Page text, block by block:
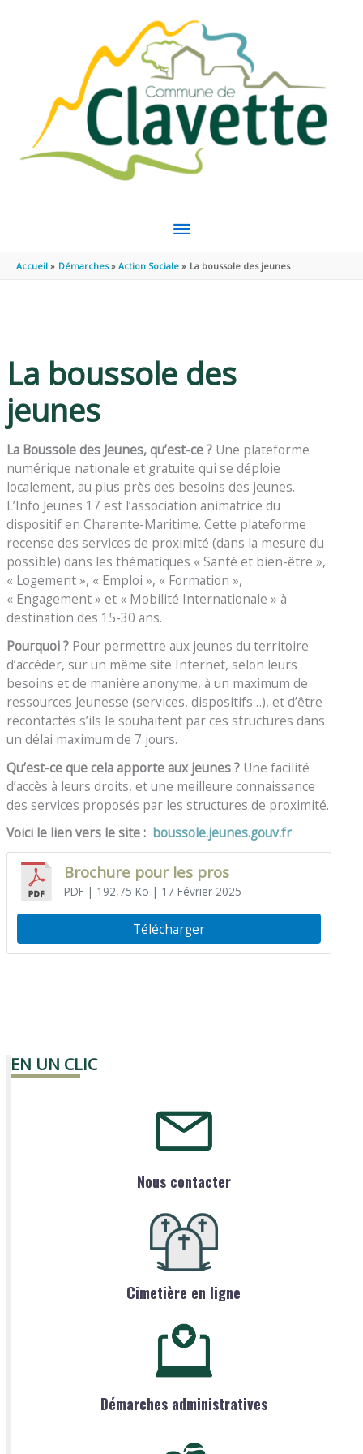
MENU
PRINCIPAL
Accueil Démarches Action Sociale La boussole des jeunes
La boussole des
jeunes
La Boussole des Jeunes, qu’est-ce ? Une plateforme
numérique nationale et gratuite qui se déploie
localement, au plus près des besoins des jeunes.
L’Info Jeunes 17 est l’association animatrice du
dispositif en Charente-Maritime. Cette plateforme
recense des services de proximité (dans la mesure du
possible) dans les thématiques « Santé et bien-être »,
« Logement », « Emploi », « Formation »,
« Engagement » et « Mobilité Internationale » à
destination des 15-30 ans.
Pourquoi ? Pour permettre aux jeunes du territoire
d’accéder, sur un même site Internet, selon leurs
besoins et de manière anonyme, à un maximum de
ressources Jeunesse (services, dispositifs…), et d’être
recontactés s’ils le souhaitent par ces structures dans
un délai maximum de 7 jours.
Qu’est-ce que cela apporte aux jeunes ? Une facilité
d’accès à leurs droits, et une meilleure connaissance
des services proposés par les structures de proximité.
Voici le lien vers le site : boussole.jeunes.gouv.fr
Brochure pour les pros
PDF| 192,75 Ko | 17 Février 2025
Télécharger
EN UN CLIC
Nous contacter
Cimetière en ligne
Démarches administratives